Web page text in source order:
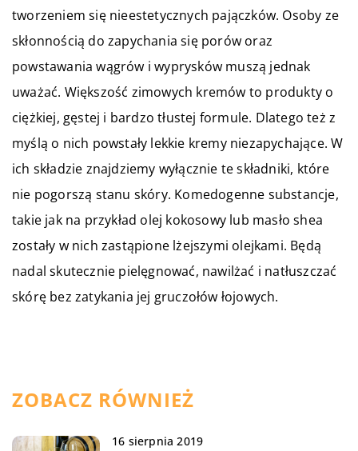
tworzeniem się nieestetycznych pajączków. Osoby ze
skłonnością do zapychania się porów oraz
powstawania wągrów i wyprysków muszą jednak
uważać. Większość zimowych kremów to produkty o
ciężkiej, gęstej i bardzo tłustej formule. Dlatego też z
myślą o nich powstały lekkie kremy niezapychające. W
ich składzie znajdziemy wyłącznie te składniki, które
nie pogorszą stanu skóry. Komedogenne substancje,
takie jak na przykład olej kokosowy lub masło shea
zostały w nich zastąpione lżejszymi olejkami. Będą
nadal skutecznie pielęgnować, nawilżać i natłuszczać
skórę bez zatykania jej gruczołów łojowych.
ZOBACZ RÓWNIEŻ
16 sierpnia 2019